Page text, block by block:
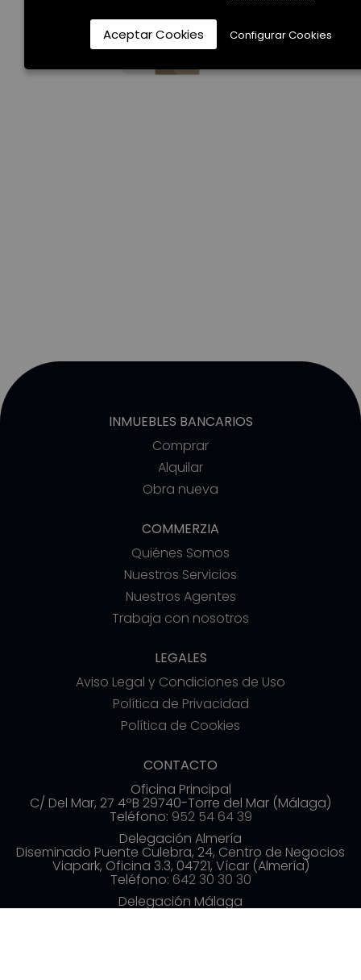
INMUEBLES BANCARIOS
Comprar
Alquilar
Obra nueva
COMMERZIA
Quiénes Somos
Nuestros Servicios
Nuestros Agentes
Trabaja con nosotros
LEGALES
Aviso Legal y Condiciones de Uso
Política de Privacidad
Política de Cookies
CONTACTO
Oficina Principal
C/ Del Mar, 27 4ºB 29740-Torre del Mar (Málaga)
Teléfono: 952 54 64 39
Delegación Almería
Diseminado Puente Culebra, 24, Centro de Negocios
Viapark, Oficina 3.3, 04721, Vícar (Almería)
Teléfono: 642 30 30 30
Delegación Málaga
Aceptar Cookies Configurar Cookies